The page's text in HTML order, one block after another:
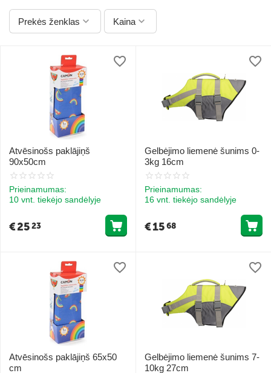
Prekės ženklas Kaina
Atvēsinošs paklājiņš
90x50cm
Prieinamumas:
10 vnt. tiekėjo sandėlyje
€2523
Gelbėjimo liemenė šunims 0-
3kg 16cm
Prieinamumas:
16 vnt. tiekėjo sandėlyje
€1568
Atvēsinošs paklājiņš 65x50
cm
Gelbėjimo liemenė šunims 7-
10kg 27cm